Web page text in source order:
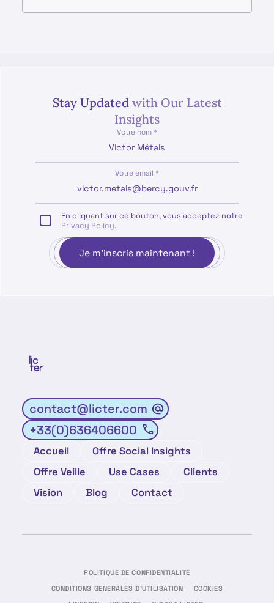
Stay Updated with Our Latest
Insights
Votre nom *
Votre email *
En cliquant sur ce bouton, vous acceptez notre
Privacy Policy.
contact@licter.com
+33(0)636406600
Accueil
Offre Social Insights
Offre Veille
Use Cases
Clients
Vision
Blog Contact
POLITIQUE DE CONFIDENTIALITÉ
CONDITIONS GENERALES D'UTILISATION
COOKIES